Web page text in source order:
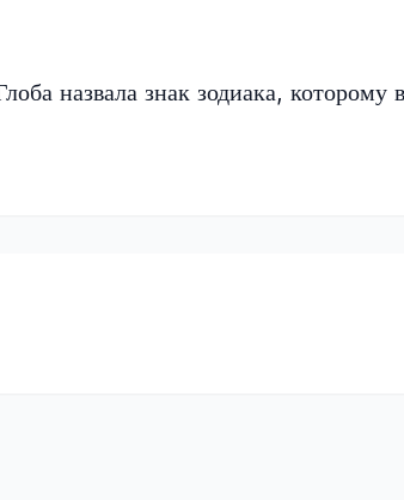
назвала знак зодиака, которому в